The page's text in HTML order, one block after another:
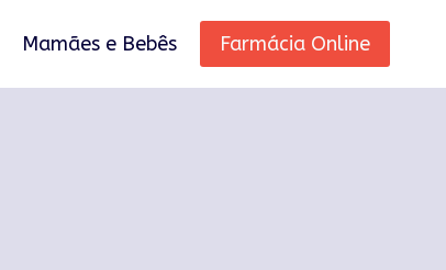
Mamães e Bebês Farmácia Online